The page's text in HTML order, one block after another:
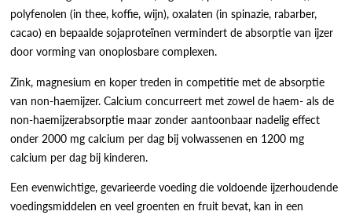
polyfenolen (in thee, koffie, wijn), oxalaten (in spinazie, rabarber,
cacao) en bepaalde sojaproteïnen vermindert de absorptie van ijzer
door vorming van onoplosbare complexen.
Zink, magnesium en koper treden in competitie met de absorptie
van non-haemijzer. Calcium concurreert met zowel de haem- als de
non-haemijzerabsorptie maar zonder aantoonbaar nadelig effect
onder 2000 mg calcium per dag bij volwassenen en 1200 mg
calcium per dag bij kinderen.
Een evenwichtige, gevarieerde voeding die voldoende ijzerhoudende
voedingsmiddelen en veel groenten en fruit bevat, kan in een